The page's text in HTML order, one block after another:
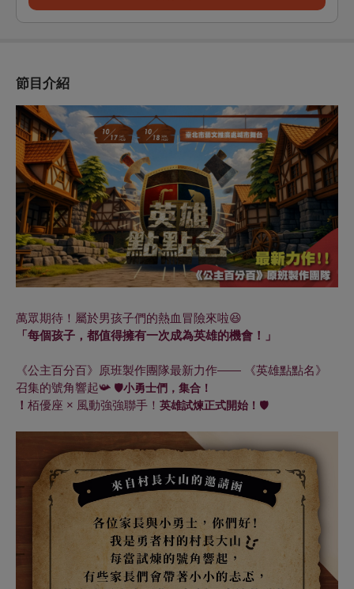
節目介紹
萬眾期待！屬於男孩子們的熱血冒險來啦😆
「每個孩子，都值得擁有一次成為英雄的機會！」
《公主百分百》原班製作團隊最新力作—— 《英雄點點名》
召集的號角響起📯 🛡️小勇士們，集合！
！ 栢優座 × 風動強強聯手！ 英雄試煉正式開始！ 🛡️